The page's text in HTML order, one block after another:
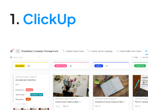
1. ClickUp